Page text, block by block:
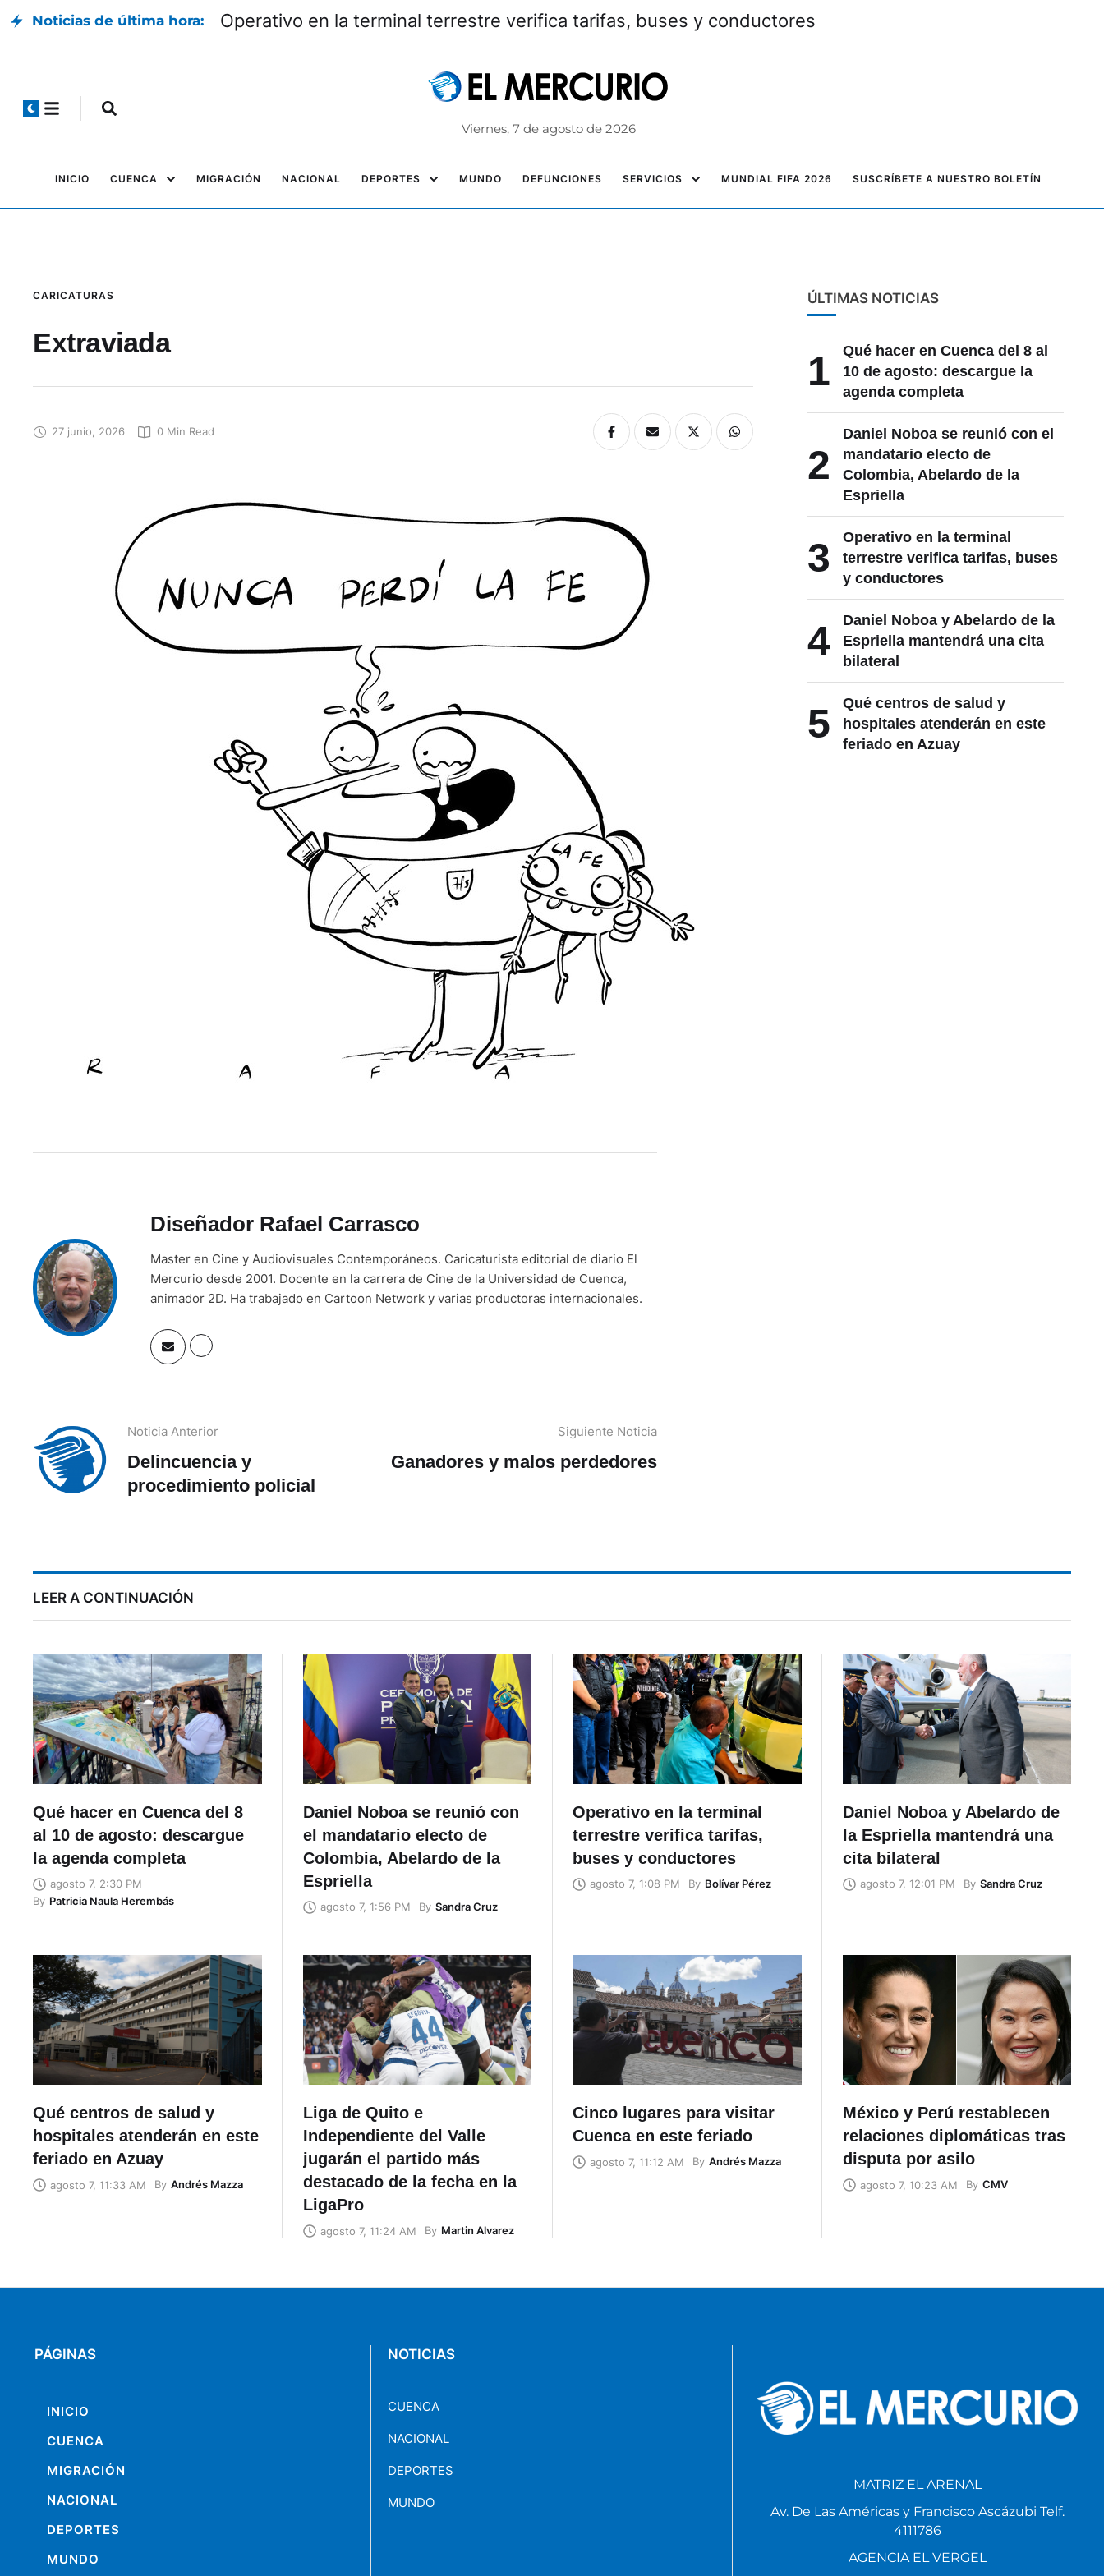
Noticias de última hora: Operativo en la terminal terrestre verifica tarifas, buses y conductores
Viernes, 7 de agosto de 2026
INICIO CUENCA MIGRACIÓN NACIONAL DEPORTES MUNDO DEFUNCIONES SERVICIOS MUNDIAL FIFA 2026 SUSCRÍBETE A NUESTRO BOLETÍN
CARICATURAS
Extraviada
27 junio, 2026 0 Min Read
Diseñador Rafael Carrasco
Master en Cine y Audiovisuales Contemporáneos. Caricaturista editorial de diario El
Mercurio desde 2001. Docente en la carrera de Cine de la Universidad de Cuenca,
animador 2D. Ha trabajado en Cartoon Network y varias productoras internacionales.
Noticia Anterior
Delincuencia y
procedimiento policial
Siguiente Noticia
Ganadores y malos perdedores
ÚLTIMAS NOTICIAS
1
Qué hacer en Cuenca del 8 al
10 de agosto: descargue la
agenda completa
2
Daniel Noboa se reunió con el
mandatario electo de
Colombia, Abelardo de la
Espriella
3
Operativo en la terminal
terrestre verifica tarifas, buses
y conductores
4
Daniel Noboa y Abelardo de la
Espriella mantendrá una cita
bilateral
5
Qué centros de salud y
hospitales atenderán en este
feriado en Azuay
LEER A CONTINUACIÓN
Qué hacer en Cuenca del 8
al 10 de agosto: descargue
la agenda completa
agosto 7, 2:30 PM
By Patricia Naula Herembás
Daniel Noboa se reunió con
el mandatario electo de
Colombia, Abelardo de la
Espriella
agosto 7, 1:56 PM By Sandra Cruz
Operativo en la terminal
terrestre verifica tarifas,
buses y conductores
agosto 7, 1:08 PM By Bolívar Pérez
Daniel Noboa y Abelardo de
la Espriella mantendrá una
cita bilateral
agosto 7, 12:01 PM By Sandra Cruz
Qué centros de salud y
hospitales atenderán en este
feriado en Azuay
agosto 7, 11:33 AM By Andrés Mazza
Liga de Quito e
Independiente del Valle
jugarán el partido más
destacado de la fecha en la
LigaPro
agosto 7, 11:24 AM By Martin Alvarez
Cinco lugares para visitar
Cuenca en este feriado
agosto 7, 11:12 AM By Andrés Mazza
México y Perú restablecen
relaciones diplomáticas tras
disputa por asilo
agosto 7, 10:23 AM By CMV
PÁGINAS
INICIO
CUENCA
MIGRACIÓN
NACIONAL
DEPORTES
MUNDO
NOTICIAS
CUENCA
NACIONAL
DEPORTES
MUNDO
MATRIZ EL ARENAL
Av. De Las Américas y Francisco Ascázubi Telf.
4111786
AGENCIA EL VERGEL